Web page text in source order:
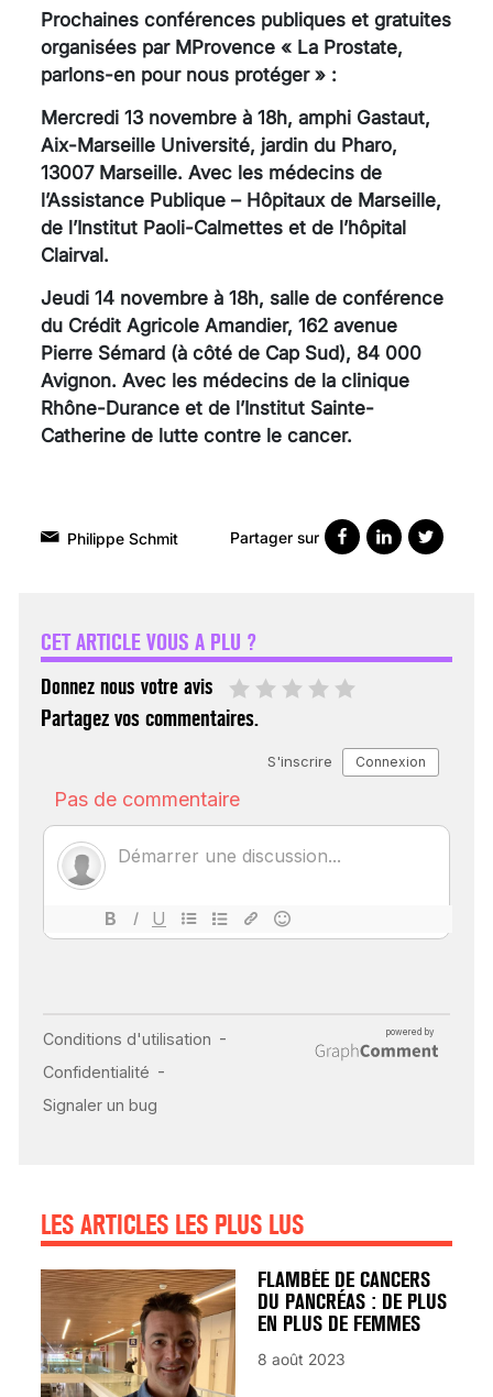
Prochaines conférences publiques et gratuites
organisées par MProvence « La Prostate,
parlons-en pour nous protéger » :
Mercredi 13 novembre à 18h, amphi Gastaut,
Aix-Marseille Université, jardin du Pharo,
13007 Marseille. Avec les médecins de
l’Assistance Publique – Hôpitaux de Marseille,
de l’Institut Paoli-Calmettes et de l’hôpital
Clairval.
Jeudi 14 novembre à 18h, salle de conférence
du Crédit Agricole Amandier, 162 avenue
Pierre Sémard (à côté de Cap Sud), 84 000
Avignon. Avec les médecins de la clinique
Rhône-Durance et de l’Institut Sainte-
Catherine de lutte contre le cancer.
Philippe Schmit Partager sur
CET ARTICLE VOUS A PLU ?
Donnez nous votre avis
Partagez vos commentaires.
LES ARTICLES LES PLUS LUS
ÉCHO : DES IMAGES
POUR TOUTES LES
18 juil 2022
INSUFFISANCE
CARDIAQUE : LES
FLAMBÉE DE CANCERS
DU PANCRÉAS : DE PLUS
EN PLUS DE FEMMES
8 août 2023